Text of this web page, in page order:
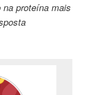
proteína mais